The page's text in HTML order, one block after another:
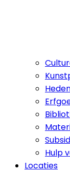
Hulp
Locaties